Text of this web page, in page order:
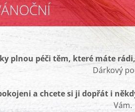
plnou péči těm, které máte
Dárkový
a chcete si ji dopřát i
Vám.